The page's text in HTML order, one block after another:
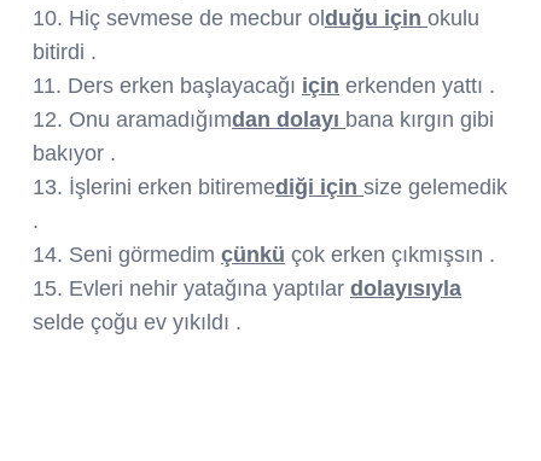
10. Hiç sevmese de mecbur olduğu için okulu
bitirdi .
11. Ders erken başlayacağı için erkenden yattı .
12. Onu aramadığımdan dolayı bana kırgın gibi
bakıyor .
13. İşlerini erken bitiremediği için size gelemedik
.
14. Seni görmedim çünkü çok erken çıkmışsın .
15. Evleri nehir yatağına yaptılar dolayısıyla
selde çoğu ev yıkıldı .